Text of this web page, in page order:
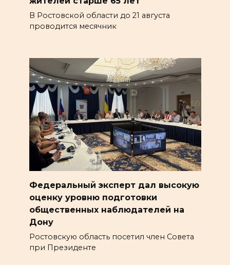
В Ростовской области до 21 августа
проводится месячник
Федеральный эксперт дал высокую
оценку уровню подготовки
общественных наблюдателей на
Дону
Ростовскую область посетил член Совета
при Президенте